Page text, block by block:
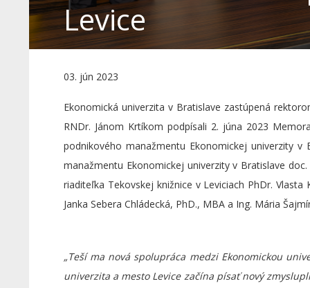
Levice
03. jún 2023
Ekonomická univerzita v Bratislave zastúpená
RNDr. Jánom Krtíkom podpísali 2. júna 2023
podnikového manažmentu Ekonomickej univerzity
manažmentu Ekonomickej univerzity v Bratislave
riaditeľka Tekovskej knižnice v Leviciach PhDr.
Janka Sebera Chládecká, PhD., MBA a Ing. Mária
„Teší ma nová spolupráca medzi Ekonomickou
univerzita a mesto Levice začína písať nový